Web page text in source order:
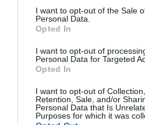
I want to opt-out of the Sale
Personal Data.
Opted In
I want to opt-out of
Personal Data for Targeted
Opted In
I want to opt-out of
Retention, Sale, and/or
Personal Data that Is
Purposes for which it was
Servizi Inclusi nel
Cambio Valuta
Informazioni Turistiche
Parcheggio Interno in box Privato
Piscina Esterna
Ristorante e Bar
Servizi a Pagamento
Biliardo
Campo da tennis
Ciclismo
Caratteristiche
Camere Non Fumatori